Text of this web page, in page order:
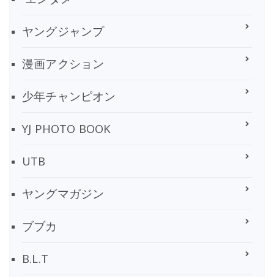
ヤングジャンプ
漫画アクション
少年チャンピオン
YJ PHOTO BOOK
UTB
ヤングマガジン
ブブカ
B.L.T